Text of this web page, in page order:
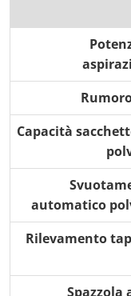
Capacità
automatico
Rilevamento
Spazzola